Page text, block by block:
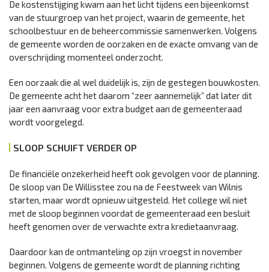
De kostenstijging kwam aan het licht tijdens een bijeenkomst
van de stuurgroep van het project, waarin de gemeente, het
schoolbestuur en de beheercommissie samenwerken. Volgens
de gemeente worden de oorzaken en de exacte omvang van de
overschrijding momenteel onderzocht.
Een oorzaak die al wel duidelijk is, zijn de gestegen bouwkosten.
De gemeente acht het daarom “zeer aannemelijk” dat later dit
jaar een aanvraag voor extra budget aan de gemeenteraad
wordt voorgelegd.
SLOOP SCHUIFT VERDER OP
De financiële onzekerheid heeft ook gevolgen voor de planning.
De sloop van De Willisstee zou na de Feestweek van Wilnis
starten, maar wordt opnieuw uitgesteld. Het college wil niet
met de sloop beginnen voordat de gemeenteraad een besluit
heeft genomen over de verwachte extra kredietaanvraag.
Daardoor kan de ontmanteling op zijn vroegst in november
beginnen. Volgens de gemeente wordt de planning richting